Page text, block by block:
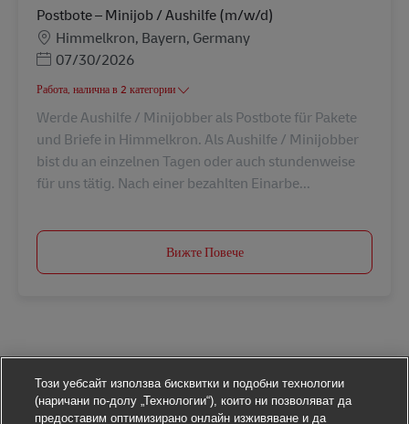
Postbote – Minijob / Aushilfe (m/w/d)
Местоположение
Himmelkron, Bayern, Germany
Posted Date
07/30/2026
Работа, налична в 2 категории
Werde Aushilfe / Minijobber als Postbote für Pakete
und Briefe in Himmelkron. Als Aushilfe / Minijobber
bist du an einzelnen Tagen oder auch stundenweise
für uns tätig. Nach einer bezahlten Einarbe...
Вижте Повече
Този уебсайт използва бисквитки и подобни технологии
(наричани по-долу „Технологии“), които ни позволяват да
предоставим оптимизирано онлайн изживяване и да